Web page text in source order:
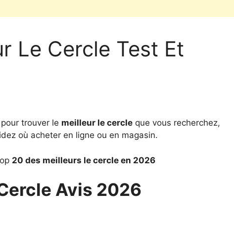
Le Cercle Test Et
trouver le meilleur le cercle que vous recherchez,
où acheter en ligne ou en magasin.
20 des meilleurs le cercle en 2026
Avis 2026